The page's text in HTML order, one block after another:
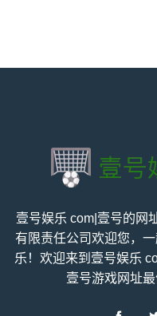
壹号娱乐 com|壹号的网
有限责任公司欢迎您，
乐！欢迎来到壹号娱乐
壹号游戏网址